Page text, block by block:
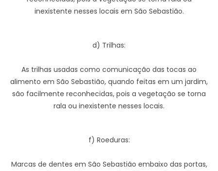
inexistente nesses locais em São Sebastião.
d) Trilhas:
As trilhas usadas como comunicação das tocas ao
alimento em São Sebastião, quando feitas em um jardim,
são facilmente reconhecidas, pois a vegetação se torna
rala ou inexistente nesses locais.
f) Roeduras:
Marcas de dentes em São Sebastião embaixo das portas,